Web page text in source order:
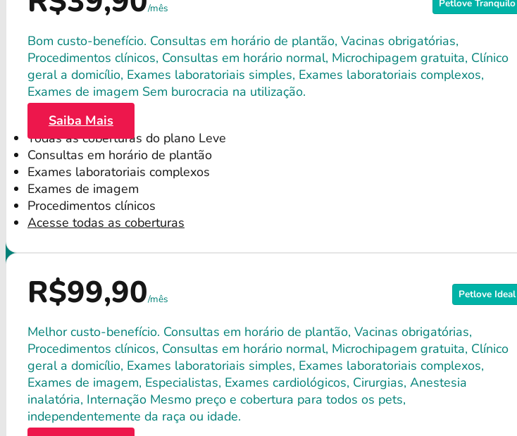
Petlove Tranquilo
/mês
Bom custo-benefício. Consultas em horário de plantão, Vacinas obrigatórias,
Procedimentos clínicos, Consultas em horário normal, Microchipagem gratuita, Clínico
geral a domicílio, Exames laboratoriais simples, Exames laboratoriais complexos,
Exames de imagem Sem burocracia na utilização.
Saiba Mais
Todas as coberturas do plano Leve
Consultas em horário de plantão
Exames laboratoriais complexos
Exames de imagem
Procedimentos clínicos
Acesse todas as coberturas
Petlove Ideal
R$99,90/mês
Melhor custo-benefício. Consultas em horário de plantão, Vacinas obrigatórias,
Procedimentos clínicos, Consultas em horário normal, Microchipagem gratuita, Clínico
geral a domicílio, Exames laboratoriais simples, Exames laboratoriais complexos,
Exames de imagem, Especialistas, Exames cardiológicos, Cirurgias, Anestesia
inalatória, Internação Mesmo preço e cobertura para todos os pets,
independentemente da raça ou idade.